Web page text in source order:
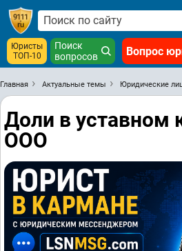
Юристы
ТОП-10
Поиск
вопросов
Вопрос
Главная Актуальные темы Юридические
Доли в уставном
ООО